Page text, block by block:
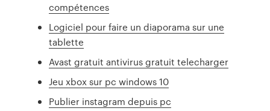
compétences
Logiciel pour faire un diaporama sur une
tablette
Avast gratuit antivirus gratuit telecharger
Jeu xbox sur pc windows 10
Publier instagram depuis pc